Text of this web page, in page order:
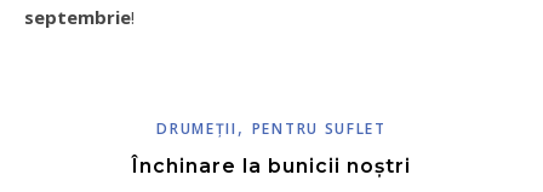
septembrie!
DRUMEŢII , PENTRU SUFLET
Închinare la bunicii noştri